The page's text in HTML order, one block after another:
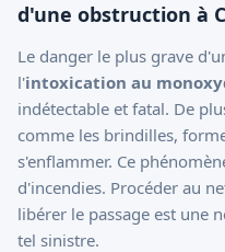
d'une obstruction à
Le danger le plus grave
l'intoxication au
indétectable et fatal. De
comme les brindilles,
s'enflammer. Ce
d'incendies. Procéder au
libérer le passage est une
tel sinistre.